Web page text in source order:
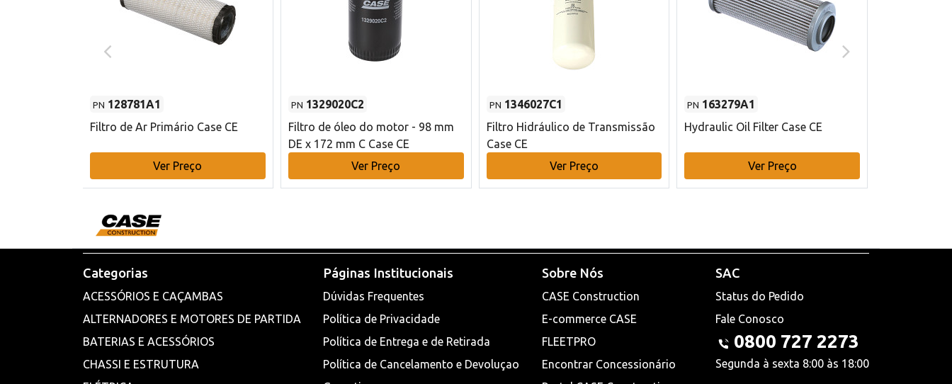
PN 128781A1
Filtro de Ar Primário Case CE
Ver Preço
PN 1329020C2
Filtro de óleo do motor - 98 mm
DE x 172 mm C Case CE
Ver Preço
PN 1346027C1
Filtro Hidráulico de Transmissão
Case CE
Ver Preço
PN 163279A1
Hydraulic Oil Filter Case CE
Ver Preço
Categorias
ACESSÓRIOS E CAÇAMBAS
ALTERNADORES E MOTORES DE PARTIDA
BATERIAS E ACESSÓRIOS
CHASSI E ESTRUTURA
Páginas Institucionais
Dúvidas Frequentes
Política de Privacidade
Política de Entrega e de Retirada
Política de Cancelamento e Devoluçao
Sobre Nós
CASE Construction
E-commerce CASE
FLEETPRO
Encontrar Concessionário
SAC
Status do Pedido
Fale Conosco
0800 727 2273
Segunda à sexta 8:00 às 18:00